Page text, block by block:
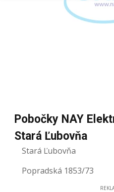
Pobočky NAY
Stará Ľubovňa
Stará Ľubovňa
Popradská 1853/73